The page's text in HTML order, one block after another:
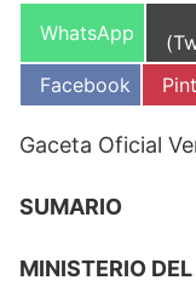
Compartir
WhatsApp
Compartir
en
Facebook
en
Gaceta Oficial
SUMARIO
MINISTERIO